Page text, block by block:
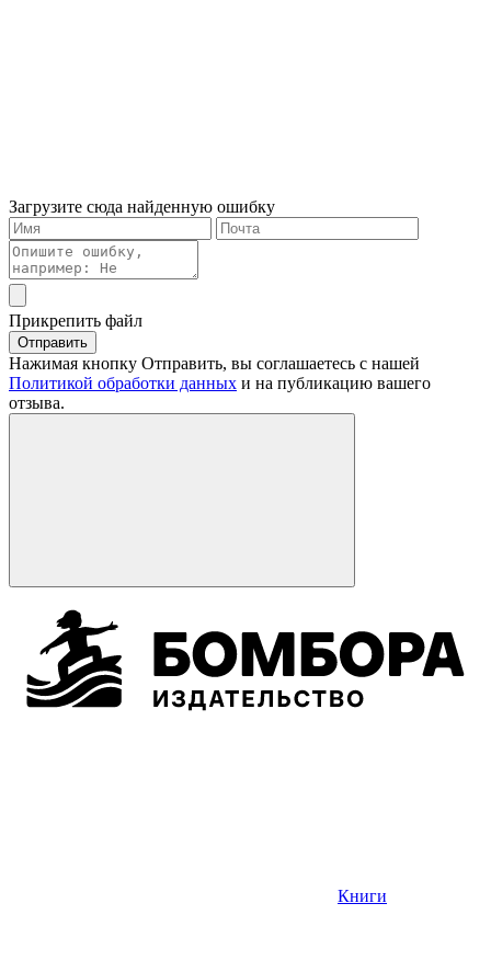
Загрузите сюда найденную ошибку
Прикрепить файл
Отправить
Нажимая кнопку Отправить, вы соглашаетесь с нашей
Политикой обработки данных и на публикацию вашего
отзыва.
Книги